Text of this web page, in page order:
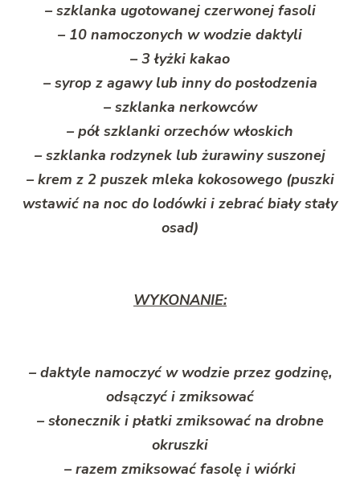
– szklanka ugotowanej czerwonej fasoli
– 10 namoczonych w wodzie daktyli
– 3 łyżki kakao
– syrop z agawy lub inny do posłodzenia
– szklanka nerkowców
– pół szklanki orzechów włoskich
– szklanka rodzynek lub żurawiny suszonej
– krem z 2 puszek mleka kokosowego (puszki
wstawić na noc do lodówki i zebrać biały stały
osad)
WYKONANIE:
– daktyle namoczyć w wodzie przez godzinę,
odsączyć i zmiksować
– słonecznik i płatki zmiksować na drobne
okruszki
– razem zmiksować fasolę i wiórki